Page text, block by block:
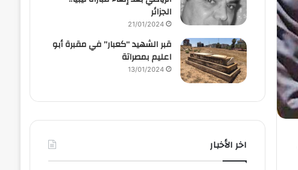
الجزائر
21/01/2024
قبر الشهيد “كعبار” في مقبرة أبو
اعليم بمصراتة
13/01/2024
اخر الأخبار